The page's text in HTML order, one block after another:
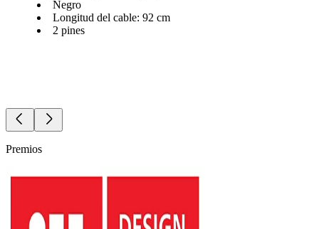
Negro
Longitud del cable: 92 cm
2 pines
Premios